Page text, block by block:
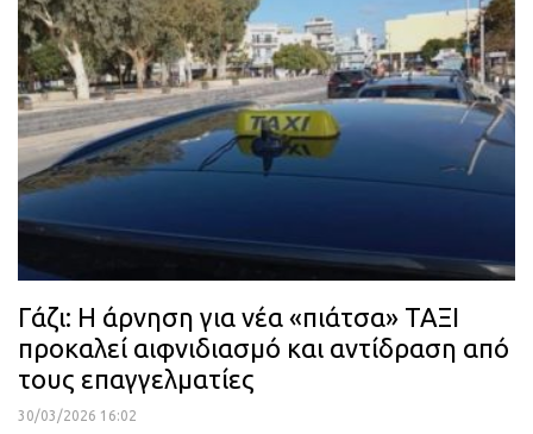
Γάζι: Η άρνηση για νέα «πιάτσα» ΤΑΞΙ
προκαλεί αιφνιδιασμό και αντίδραση από
τους επαγγελματίες
30/03/2026 16:02